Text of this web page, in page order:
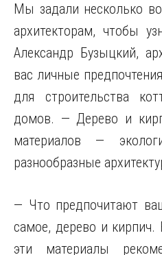
Мы задали несколько
архитекторам, чтобы
Александр Бузыцкий,
вас личные
для строительства
домов. — Дерево и
материалов —
разнообразные
— Что предпочитают
самое, дерево и
эти материалы